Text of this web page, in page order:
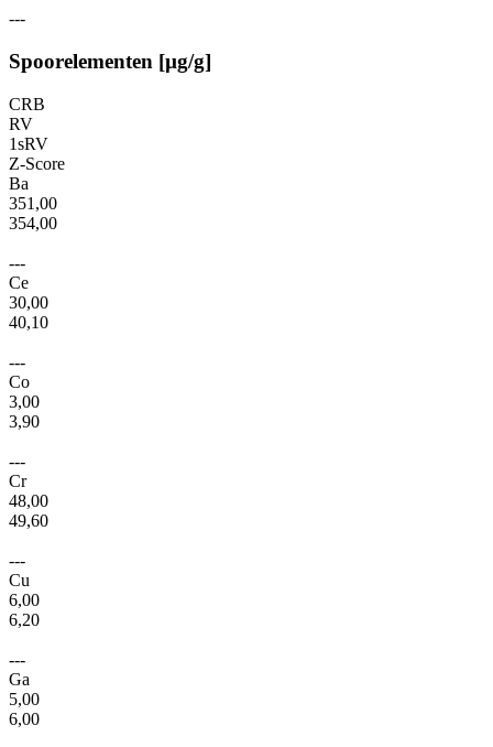
---
Spoorelementen [µg/g]
CRB
RV
1sRV
Z-Score
Ba
351,00
354,00
---
Ce
30,00
40,10
---
Co
3,00
3,90
---
Cr
48,00
49,60
---
Cu
6,00
6,20
---
Ga
5,00
6,00